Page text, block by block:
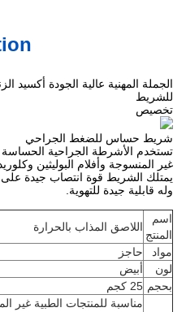
الجملة المهنية عالية الجودة أكسيد
للشريط
تخصيص
شريط حساس للضغط الجراحي
تستخدم الأشرطة الجراحية
غير المنسوجة وأفلام البوليثين
يمتلك الشريط قوة انتصاب جيدة على
وله قابلية جيدة للتهوية.
اسم
المنتج
اللاصق المذاب بالحرارة
مواد
حاجز
لون
أبيض
بحجم
25 كجم
مناسبة للمنتجات الطبية غير